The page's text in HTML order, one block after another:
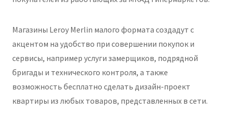
Магазины Leroy Merlin малого формата создадут с
акцентом на удобство при совершении покупок и
сервисы, например услуги замерщиков, подрядной
бригады и технического контроля, а также
возможность бесплатно сделать дизайн-проект
квартиры из любых товаров, представленных в сети.